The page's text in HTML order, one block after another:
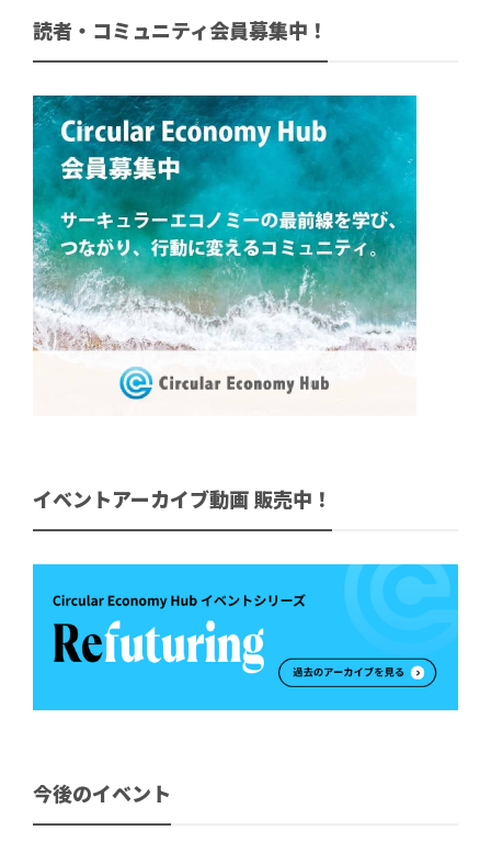
読者・コミュニティ会員募集中！
イベントアーカイブ動画 販売中！
今後のイベント